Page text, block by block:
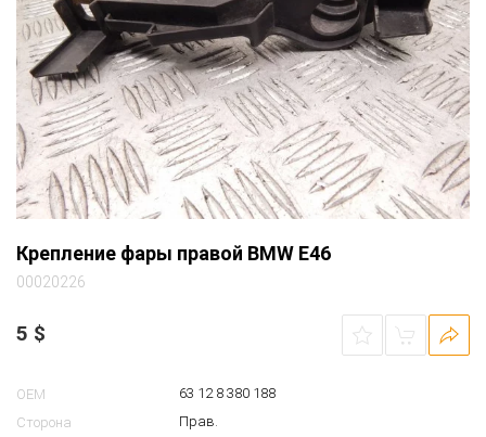
Крепление фары правой BMW E46
00020226
5 $
OEM
63 12 8 380 188
Сторона
Прав.